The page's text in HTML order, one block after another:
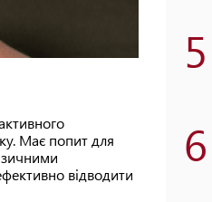
Має попит для
відводити
5
6